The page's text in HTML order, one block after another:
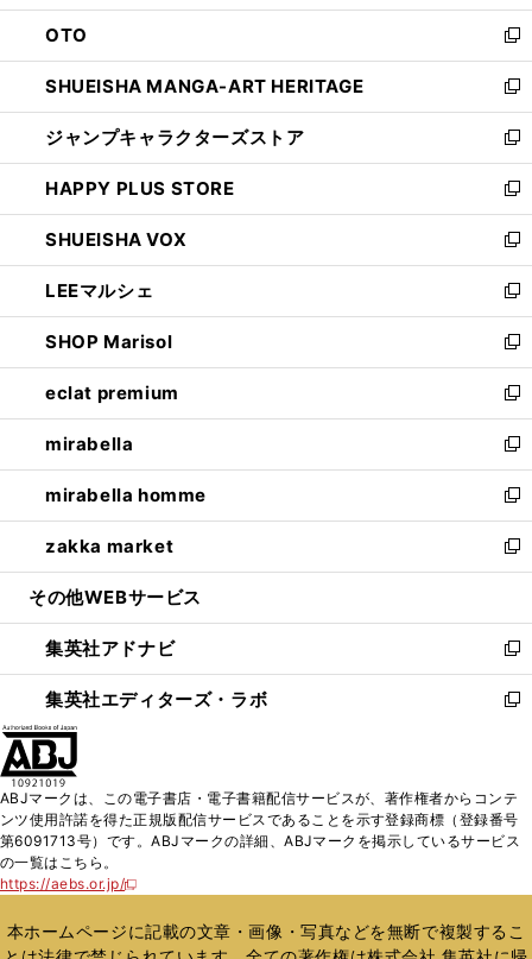
ウ
で
開
く
ン
ド
ウ
で
開
く
OTO
新
し
い
ウ
ィ
ン
ド
ウ
で
開
く
SHUEISHA MANGA-ART HERITAGE
新
し
い
ウ
ィ
ン
ド
ウ
で
開
く
ジャンプキャラクターズストア
新
し
い
ウ
ィ
ン
ド
ウ
で
開
く
HAPPY PLUS STORE
新
し
い
ウ
ィ
ン
ド
ウ
で
開
く
SHUEISHA VOX
新
し
い
ウ
ィ
ン
ド
ウ
で
開
く
LEEマルシェ
新
し
い
ウ
ィ
ン
ド
ウ
で
開
く
SHOP Marisol
新
し
い
ウ
ィ
ン
ド
ウ
で
開
eclat premium
新
し
い
ウ
ィ
ン
ド
ウ
開
く
mirabella
新
し
い
ウ
ィ
ン
ウ
で
開
く
mirabella homme
新
し
い
ウ
ン
ド
ウ
で
zakka market
新
し
ウ
ィ
ン
ド
く
その他WEBサービス
集英社アドナビ
新
し
い
ド
ウ
で
集英社エディターズ・ラボ
新
ィ
ン
ド
開
く
ABJマークは、この電子書店・電子書籍配信サービスが、著作権者からコンテ
ンツ使用許諾を得た正規版配信サービスであることを示す登録商標（登録番号
第6091713号）です。ABJマークの詳細、ABJマークを掲示しているサービス
の一覧はこちら。
https://aebs.or.jp/
新
い
ウ
本ホームページに記載の文章・画像・写真などを無断で複製するこ